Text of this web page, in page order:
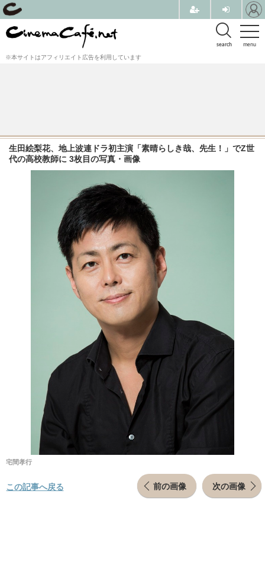
menu
search
※本サイトはアフィリエイト広告を利用しています
生田絵梨花、地上波連ドラ初主演「素晴らしき哉、先生！」でZ世
代の高校教師に 3枚目の写真・画像
宅間孝行
前の画像 次の画像
この記事へ戻る